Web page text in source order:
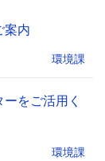
案内
環境課
をご活用く
環境課